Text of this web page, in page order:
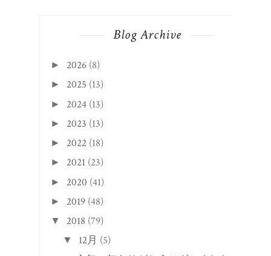
2022(18)
► 2020 (41)
► 2019 (48)
▼ 2018 (79)
▼ 12月 (5)
今年一年ありがとうございました
頂きました
頂きました
送りました
12月定休日のお知らせ